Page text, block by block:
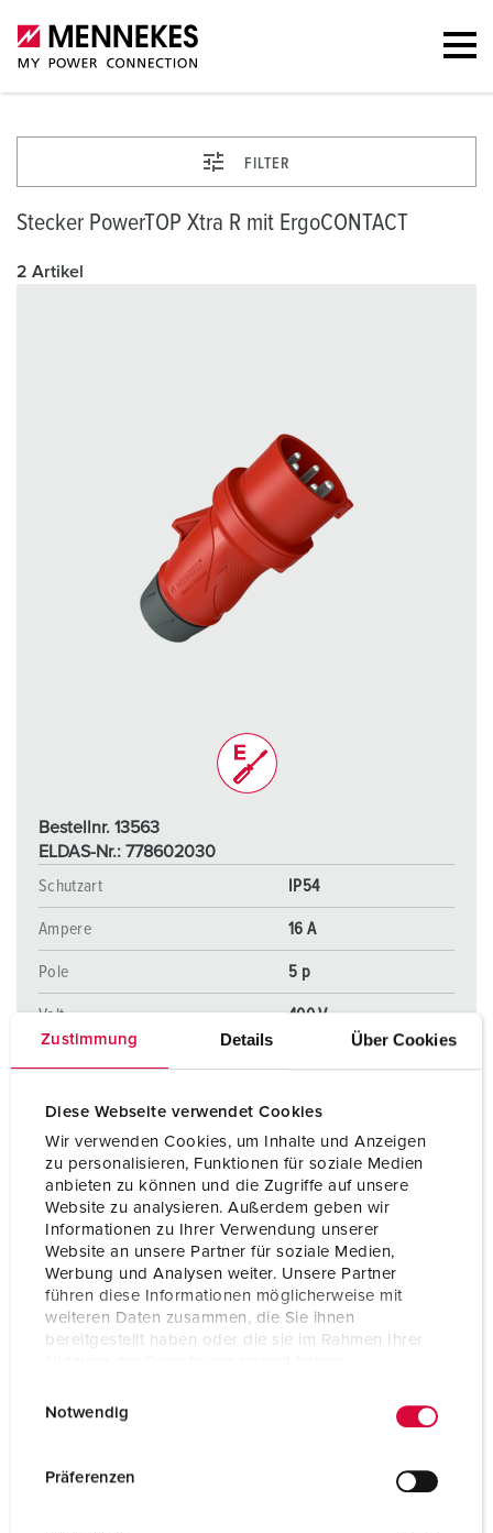
Zustimmung Details Über Cookies
Diese Webseite verwendet Cookies
Wir verwenden Cookies, um Inhalte und Anzeigen
zu personalisieren, Funktionen für soziale Medien
anbieten zu können und die Zugriffe auf unsere
Website zu analysieren. Außerdem geben wir
Informationen zu Ihrer Verwendung unserer
Website an unsere Partner für soziale Medien,
Werbung und Analysen weiter. Unsere Partner
führen diese Informationen möglicherweise mit
weiteren Daten zusammen, die Sie ihnen
bereitgestellt haben oder die sie im Rahmen Ihrer
Notwendig
Präferenzen
FILTER
Stecker PowerTOP Xtra R mit ErgoCONTACT
2 Artikel
Bestellnr. 13563
ELDAS-Nr.: 778602030
Schutzart
IP54
Ampere 16 A
Pole 5 p
Volt 400 V
Kontakt
hochwärmebeständige
Kontaktträger
ZUM ARTIKEL